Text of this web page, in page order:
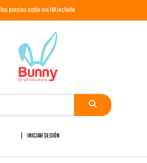
los precios están sin IVA incluido
INICIAR SESIÓN